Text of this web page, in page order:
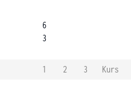
6
3
1 2 3
Kurs